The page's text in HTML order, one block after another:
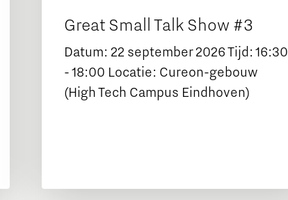
Great Small Talk Show #3
Datum: 22 september 2026 Tijd: 16:30
- 18:00 Locatie: Cureon-gebouw
(High Tech Campus Eindhoven)